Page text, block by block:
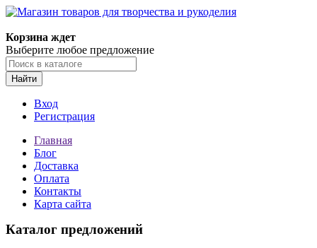
Корзина ждет
Выберите любое предложение
Найти
Вход
Регистрация
Главная
Блог
Доставка
Оплата
Контакты
Карта сайта
Каталог предложений